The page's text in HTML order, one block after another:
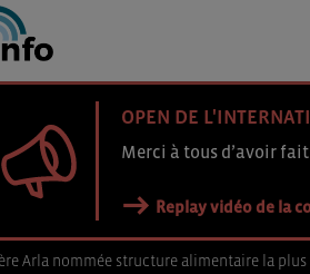
OPEN DE
Merci à tous d’avoir
Replay vidéo de la
Arla nommée structure alimentaire la plus